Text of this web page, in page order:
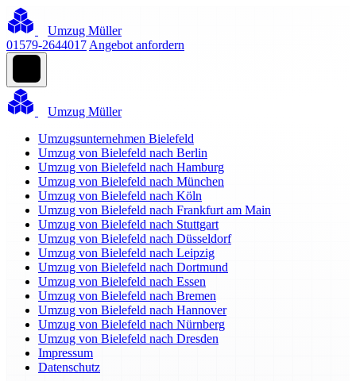
Umzug Müller
01579-2644017 Angebot anfordern
Umzug Müller
Umzugsunternehmen Bielefeld
Umzug von Bielefeld nach Berlin
Umzug von Bielefeld nach Hamburg
Umzug von Bielefeld nach München
Umzug von Bielefeld nach Köln
Umzug von Bielefeld nach Frankfurt am Main
Umzug von Bielefeld nach Stuttgart
Umzug von Bielefeld nach Düsseldorf
Umzug von Bielefeld nach Leipzig
Umzug von Bielefeld nach Dortmund
Umzug von Bielefeld nach Essen
Umzug von Bielefeld nach Bremen
Umzug von Bielefeld nach Hannover
Umzug von Bielefeld nach Nürnberg
Umzug von Bielefeld nach Dresden
Impressum
Datenschutz